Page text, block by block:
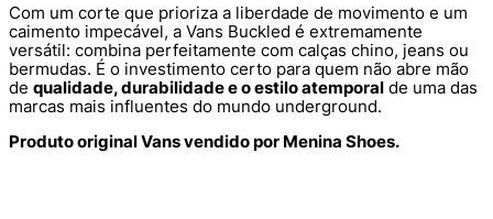
Com um corte que prioriza a liberdade de movimento e um
caimento impecável, a Vans Buckled é extremamente
versátil: combina perfeitamente com calças chino, jeans ou
bermudas. É o investimento certo para quem não abre mão
de qualidade, durabilidade e o estilo atemporal de uma das
marcas mais influentes do mundo underground.
Produto original Vans vendido por Menina Shoes.